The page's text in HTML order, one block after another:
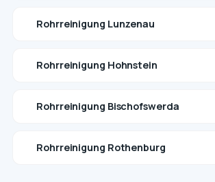
Rohrreinigung Lunzenau
Rohrreinigung Hohnstein
Rohrreinigung Bischofswerda
Rohrreinigung Rothenburg